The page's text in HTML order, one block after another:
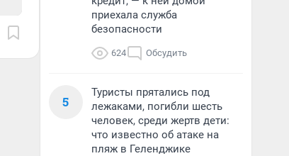
приехала служба
безопасности
624 Обсудить
5
Туристы прятались под
лежаками, погибли шесть
человек, среди жертв дети:
что известно об атаке на
пляж в Геленджике